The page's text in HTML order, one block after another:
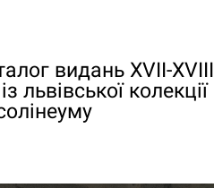
видань XVII-XVIII
львівської колекції